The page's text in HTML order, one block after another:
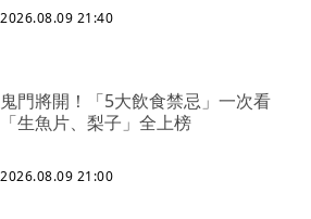
2026.08.09 21:40
鬼門將開！「5大飲食禁忌」一次看
「生魚片、梨子」全上榜
2026.08.09 21:00